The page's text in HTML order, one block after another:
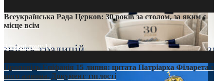
Всеукраїнська Рада Церков: 30 років за столом, за яким є
місце всім
3 тижні тому12
Проповідь Епіфанія 15 липня: цитата Патріарха Філарета з
його амвона. Документ тяглості